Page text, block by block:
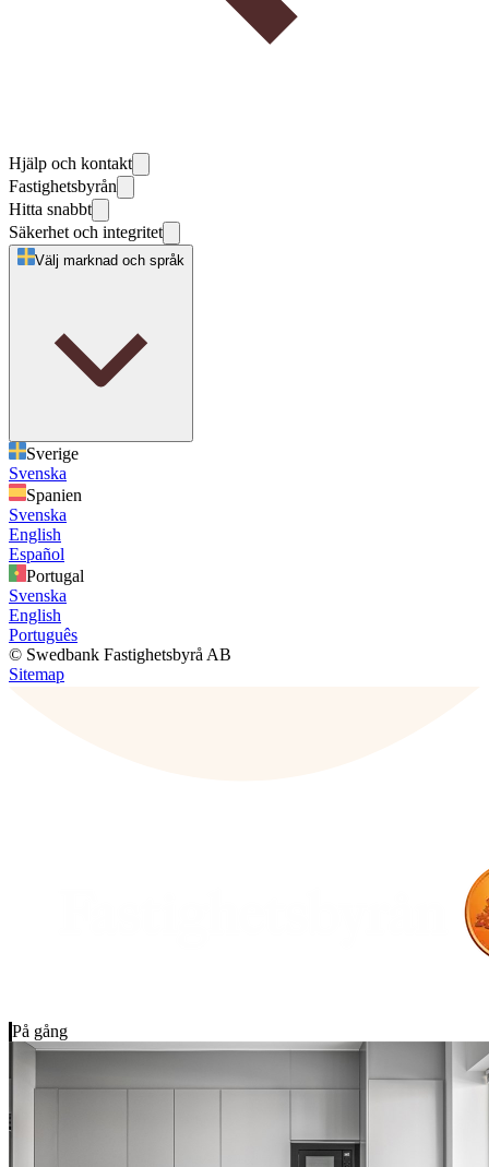
Hjälp och kontakt
Fastighetsbyrån
Hitta snabbt
Säkerhet och integritet
Välj marknad och språk
Sverige
Svenska
Spanien
Svenska
English
Español
Portugal
Svenska
English
Português
© Swedbank Fastighetsbyrå AB
Sitemap
På gång